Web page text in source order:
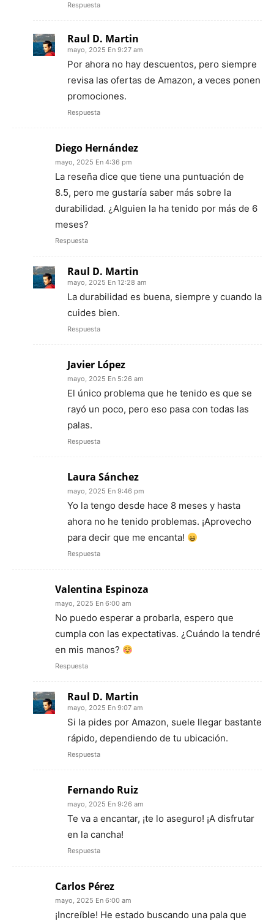
Respuesta
Raul D. Martin
mayo, 2025 En 9:27 am
Por ahora no hay descuentos, pero siempre
revisa las ofertas de Amazon, a veces ponen
promociones.
Respuesta
Diego Hernández
mayo, 2025 En 4:36 pm
La reseña dice que tiene una puntuación de
8.5, pero me gustaría saber más sobre la
durabilidad. ¿Alguien la ha tenido por más de 6
meses?
Respuesta
Raul D. Martin
mayo, 2025 En 12:28 am
La durabilidad es buena, siempre y cuando la
cuides bien.
Respuesta
Javier López
mayo, 2025 En 5:26 am
El único problema que he tenido es que se
rayó un poco, pero eso pasa con todas las
palas.
Respuesta
Laura Sánchez
mayo, 2025 En 9:46 pm
Yo la tengo desde hace 8 meses y hasta
ahora no he tenido problemas. ¡Aprovecho
para decir que me encanta!
Respuesta
Valentina Espinoza
mayo, 2025 En 6:00 am
No puedo esperar a probarla, espero que
cumpla con las expectativas. ¿Cuándo la tendré
en mis manos?
Respuesta
Raul D. Martin
mayo, 2025 En 9:07 am
Si la pides por Amazon, suele llegar bastante
rápido, dependiendo de tu ubicación.
Respuesta
Fernando Ruiz
mayo, 2025 En 9:26 am
Te va a encantar, ¡te lo aseguro! ¡A disfrutar
en la cancha!
Respuesta
Carlos Pérez
mayo, 2025 En 6:00 am
¡Increíble! He estado buscando una pala que